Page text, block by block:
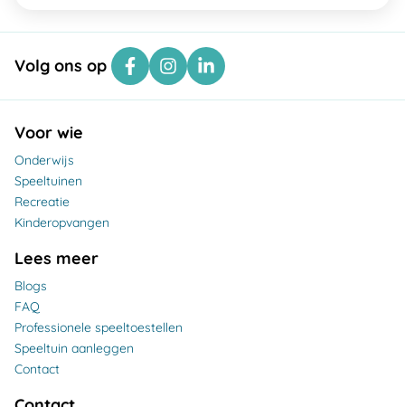
Volg ons op
Voor wie
Onderwijs
Speeltuinen
Recreatie
Kinderopvangen
Lees meer
Blogs
FAQ
Professionele speeltoestellen
Speeltuin aanleggen
Contact